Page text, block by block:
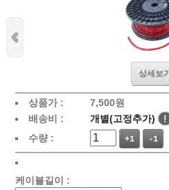
상세보기
상품가 : 7,500원
배송비 :
개별(고정추가)
!
수량 :
+1 -1
케이블길이 :